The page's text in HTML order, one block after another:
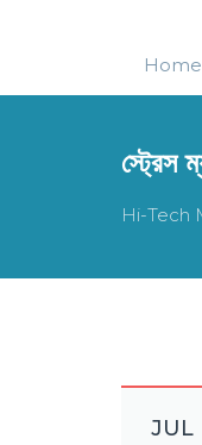
Home
স্ট্রেস
Hi-Tech
JUL